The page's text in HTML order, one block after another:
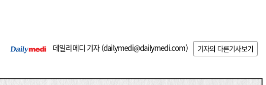
데일리메디 기자 (dailymedi@dailymedi.com) 기자의 다른기사보기